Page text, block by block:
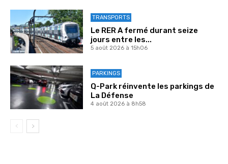
TRANSPORTS
Le RER A fermé durant seize
jours entre les...
5 août 2026 à 15h06
PARKINGS
Q-Park réinvente les parkings de
La Défense
4 août 2026 à 8h58